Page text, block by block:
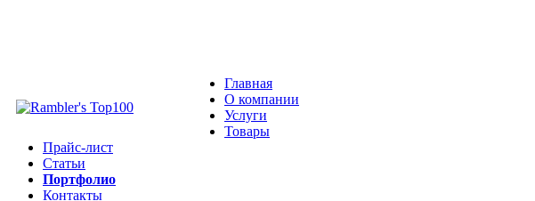
Главная
О компании
Услуги
Товары
Прайс-лист
Статьи
Портфолио
Контакты